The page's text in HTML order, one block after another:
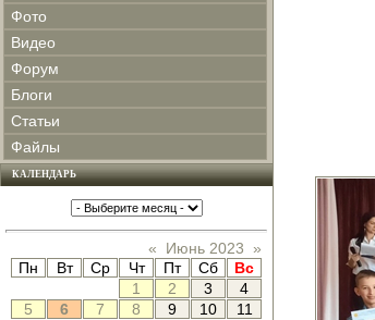
Фото
Видео
Форум
Блоги
Статьи
Файлы
КАЛЕНДАРЬ
« Июнь 2023 »
Пн
Вт Ср Чт Пт Сб
Вс
1
2 3
4
5
6 7 8 9 10
11